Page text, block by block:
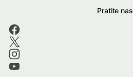
Pratite nas